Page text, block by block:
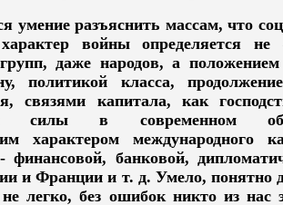
умение разъяснить массам, что
войны определяется не
даже народов, а положением
политикой класса,
связями капитала, как
силы в современном
характером международного
финансовой, банковой,
и Франции и т. д. Умело, понятно
легко, без ошибок никто из нас